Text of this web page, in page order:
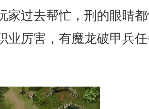
家过去帮忙，刑的眼睛
业厉害，有魔龙破甲兵